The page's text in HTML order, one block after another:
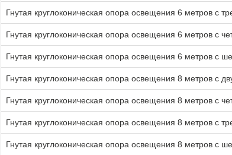
Гнутая круглоконическая опора освещения 6 метров с
Гнутая круглоконическая опора освещения 6 метров с
Гнутая круглоконическая опора освещения 6 метров с
Гнутая круглоконическая опора освещения 8 метров с
Гнутая круглоконическая опора освещения 8 метров с
Гнутая круглоконическая опора освещения 8 метров с
Гнутая круглоконическая опора освещения 8 метров с